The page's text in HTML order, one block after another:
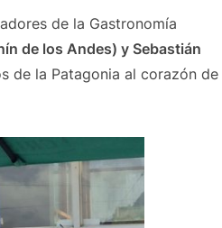
de la Gastronomía
de los Andes) y Sebastián
de la Patagonia al corazón de